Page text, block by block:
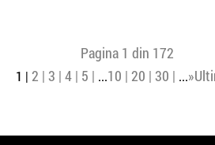
Pagina 1 din 172
1 2 3 4 5 ...10 20 30 ...»